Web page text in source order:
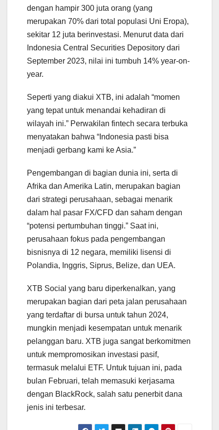
dengan hampir 300 juta orang (yang
merupakan 70% dari total populasi Uni Eropa),
sekitar 12 juta berinvestasi. Menurut data dari
Indonesia Central Securities Depository dari
September 2023, nilai ini tumbuh 14% year-on-
year.
Seperti yang diakui XTB, ini adalah “momen
yang tepat untuk menandai kehadiran di
wilayah ini.” Perwakilan fintech secara terbuka
menyatakan bahwa “Indonesia pasti bisa
menjadi gerbang kami ke Asia.”
Pengembangan di bagian dunia ini, serta di
Afrika dan Amerika Latin, merupakan bagian
dari strategi perusahaan, sebagai menarik
dalam hal pasar FX/CFD dan saham dengan
“potensi pertumbuhan tinggi.” Saat ini,
perusahaan fokus pada pengembangan
bisnisnya di 12 negara, memiliki lisensi di
Polandia, Inggris, Siprus, Belize, dan UEA.
XTB Social yang baru diperkenalkan, yang
merupakan bagian dari peta jalan perusahaan
yang terdaftar di bursa untuk tahun 2024,
mungkin menjadi kesempatan untuk menarik
pelanggan baru. XTB juga sangat berkomitmen
untuk mempromosikan investasi pasif,
termasuk melalui ETF. Untuk tujuan ini, pada
bulan Februari, telah memasuki kerjasama
dengan BlackRock, salah satu penerbit dana
jenis ini terbesar.